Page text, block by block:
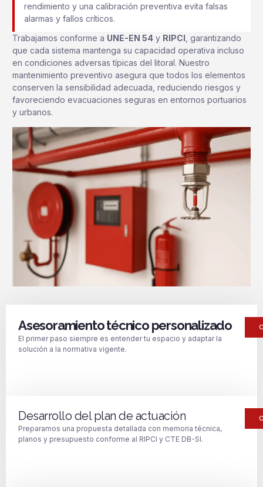
rendimiento y una calibración preventiva evita falsas
alarmas y fallos críticos.
Trabajamos conforme a UNE-EN 54 y RIPCI , garantizando
que cada sistema mantenga su capacidad operativa incluso
en condiciones adversas típicas del litoral. Nuestro
mantenimiento preventivo asegura que todos los elementos
conserven la sensibilidad adecuada, reduciendo riesgos y
favoreciendo evacuaciones seguras en entornos portuarios
y urbanos.
Asesoramiento técnico personalizado
El primer paso siempre es entender tu espacio y adaptar la
solución a la normativa vigente.
Desarrollo del plan de actuación
Preparamos una propuesta detallada con memoria técnica,
planos y presupuesto conforme al RIPCI y CTE DB-SI.